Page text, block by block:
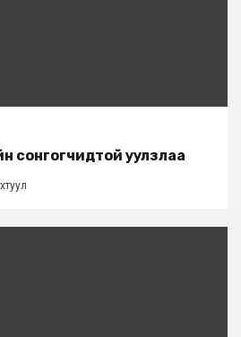
сонгогчидтой уулзлаа